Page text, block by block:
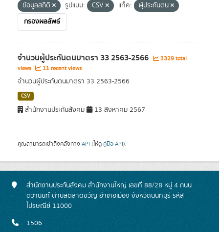
ข้อมูลสถิติ
รูปแบบ: CSV แท็ค:
ผุ้ประกันตน
กรองผลลัพธ์
จำนวนผู้ประกันตนมาตรา 33 2563-2566
3329 total
views
11 recent views
จำนวนผู้ประกันตนมาตรา 33 2563-2566
CSV
สำนักงานประกันสังคม 13 สิงหาคม 2567
คุณสามารถเข้าถึงคลังทาง API (ให้ดู คู่มือ API).
สำนักงานประกันสังคม สำนักงานใหญ่ เลขที่ 88/28 หมู่ 4 ถนน
ติวานนท์ ตำบลตลาดขวัญ อำเภอเมือง จังหวัดนนทบุรี รหัส
ไปรษณีย์ 11000
1506